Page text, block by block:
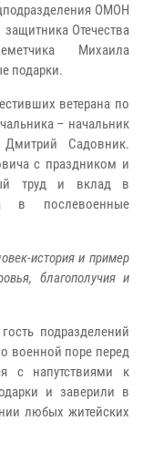
ОМОН
Отечества
Михаила
подарки.
ветерана по
– начальник
Садовник.
с праздником и
труд и вклад в
в послевоенные
история и пример
благополучия и
подразделений
военной поре перед
с напутствиями к
и заверили в
любых житейских